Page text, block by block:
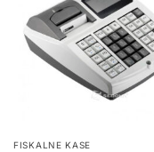
FISKALNE KASE